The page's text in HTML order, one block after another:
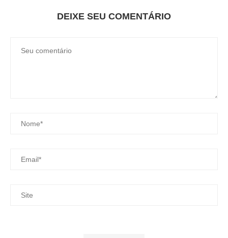
DEIXE SEU COMENTÁRIO